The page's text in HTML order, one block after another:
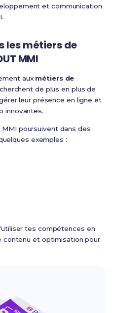
et communication
les métiers de
MMI
aux métiers de
de plus en plus de
leur présence en ligne et
innovantes.
poursuivent dans des
exemples :
tes compétences en
et optimisation pour